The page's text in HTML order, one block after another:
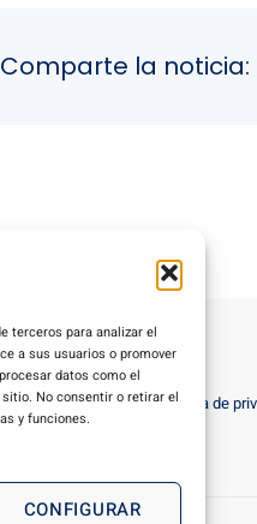
terceros para analizar el
a sus usuarios o promover
datos como el
No consentir o retirar el
y funciones.
CONFIGURAR
Comparte la noticia:
Aviso LegalPolítica de